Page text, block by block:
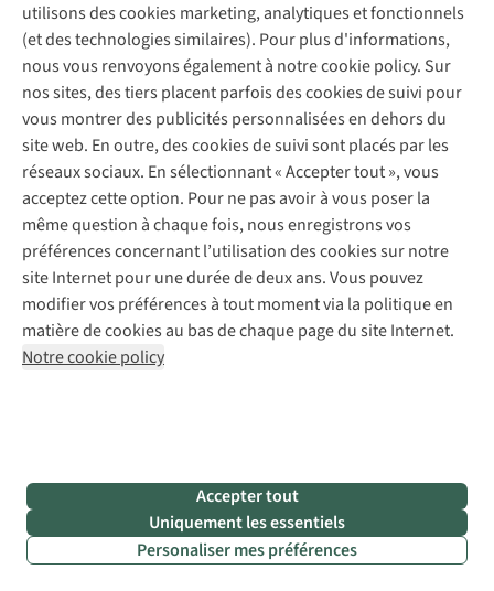
Brownie
dans
une
orange
Avouez
qu’après
un
bon
repas,
il
n’y
a
rien
de
meilleur
que
du
Découvrez la recette complète
utilisons des cookies marketing, analytiques et fonctionnels
(et des technologies similaires). Pour plus d'informations,
nous vous renvoyons également à notre cookie policy. Sur
nos sites, des tiers placent parfois des cookies de suivi pour
vous montrer des publicités personnalisées en dehors du
site web. En outre, des cookies de suivi sont placés par les
réseaux sociaux. En sélectionnant « Accepter tout », vous
acceptez cette option. Pour ne pas avoir à vous poser la
même question à chaque fois, nous enregistrons vos
préférences concernant l’utilisation des cookies sur notre
site Internet pour une durée de deux ans. Vous pouvez
modifier vos préférences à tout moment via la politique en
matière de cookies au bas de chaque page du site Internet.
Notre cookie policy
Accepter tout
Uniquement les essentiels
Personaliser mes préférences